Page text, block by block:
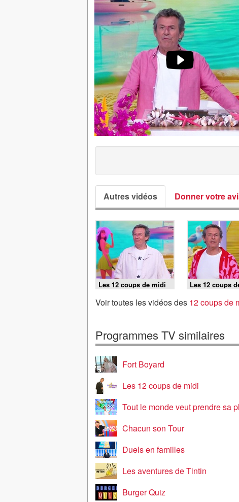
Autres vidéos Donner votre
Les 12 coups de midi
du 7 août 2026
Les 12 coups
du 6 août 2026
Voir toutes les vidéos des 12 coups de
Programmes TV similaires
Fort Boyard
Les 12 coups de midi
Tout le monde veut prendre sa
Chacun son Tour
Duels en familles
Les aventures de Tintin
Burger Quiz